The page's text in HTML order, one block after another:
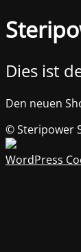
Dies ist
Den neuen
© Steripower
WordPress